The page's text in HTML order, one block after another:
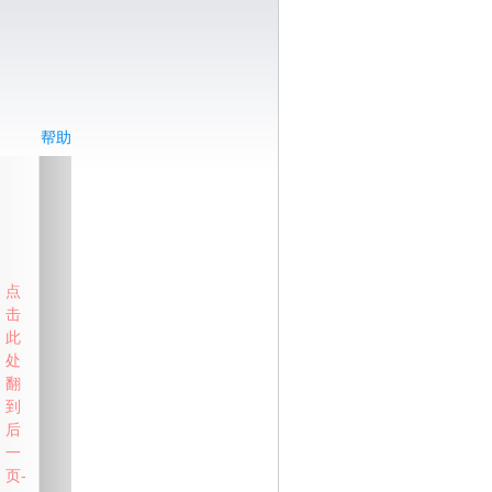
帮助
点
击
此
处
翻
到
后
一
页-